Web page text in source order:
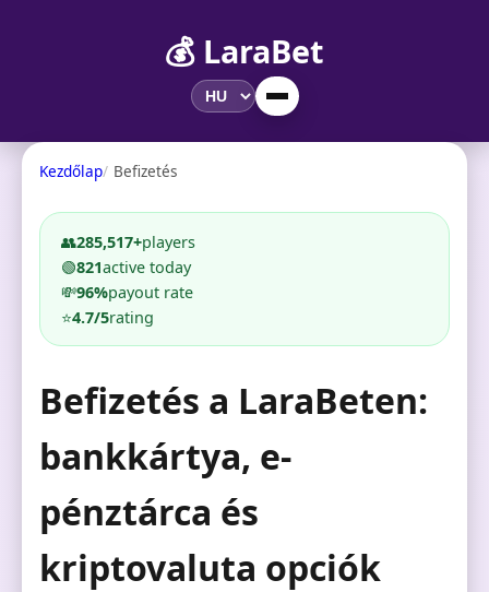
💰 LaraBet
Kezdőlap Befizetés
👥285,517+players
🟢821active today
💸96%payout rate
⭐4.7/5rating
Befizetés a LaraBeten:
bankkártya, e-
pénztárca és
kriptovaluta opciók